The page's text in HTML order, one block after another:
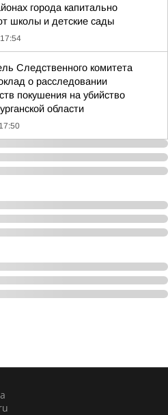
города капитально
школы и детские сады
Следственного комитета
о расследовании
покушения на убийство
области